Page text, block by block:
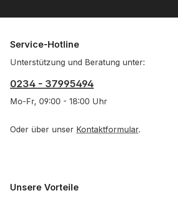
Service-Hotline
Unterstützung und Beratung unter:
0234 - 37995494
Mo-Fr, 09:00 - 18:00 Uhr
Oder über unser Kontaktformular.
Unsere Vorteile